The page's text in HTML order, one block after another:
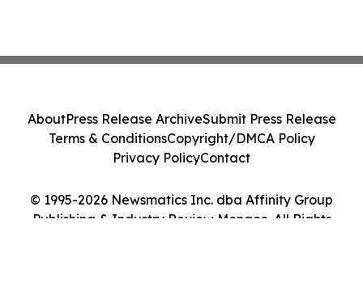
© 1995-2026 Newsmatics Inc. dba Affinity Group
Publishing & Industry Review Monaco. All Rights
AboutPress Release ArchiveSubmit Press Release
Terms & ConditionsCopyright/DMCA Policy
Privacy PolicyContact